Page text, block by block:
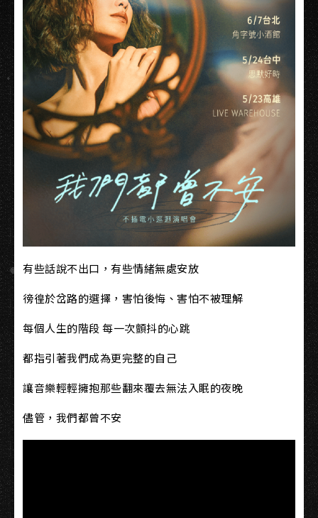
有些話說不出口，有些情緒無處安放
徬徨於岔路的選擇，害怕後悔、害怕不被理解
每個人生的階段 每一次顫抖的心跳
都指引著我們成為更完整的自己
讓音樂輕輕擁抱那些翻來覆去無法入眠的夜晚
儘管，我們都曾不安